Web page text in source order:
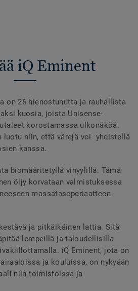
iQ Eminent
on 26 hienostunutta ja rauhallista
kuosia, joista Unisense-
korostamassa ulkonäköä.
luotu niin, että värejä voi yhdistellä
kanssa.
biomääritetyllä vinyylillä. Tämä
öljy korvataan valmistuksessa
massataseperiaatteen
ja pitkäikäinen lattia. Sitä
lempeillä ja taloudellisilla
iQ Eminent, jota on
ja kouluissa, on nykyään
niin toimistoissa ja